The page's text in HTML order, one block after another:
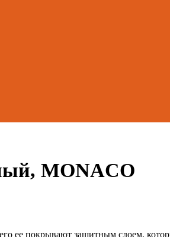
MONACO
ее покрывают защитным слоем,